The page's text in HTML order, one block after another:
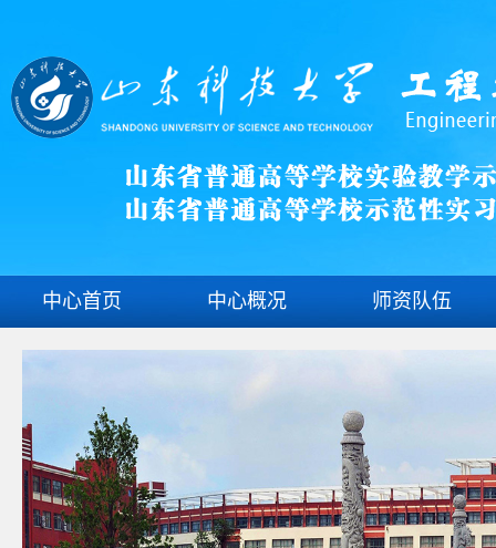
中心首页 中心概况 师资队伍